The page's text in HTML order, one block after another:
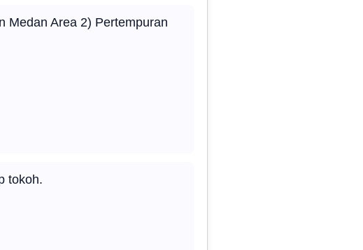
Medan Area 2) Pertempuran
tokoh.